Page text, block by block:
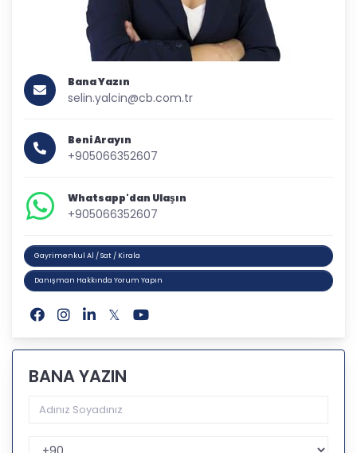
Bana Yazın
selin.yalcin@cb.com.tr
Beni Arayın
+905066352607
Whatsapp'dan Ulaşın
+905066352607
Gayrimenkul Al / Sat / Kirala
Danışman Hakkında Yorum Yapın
BANA YAZIN
Telefon Kodu